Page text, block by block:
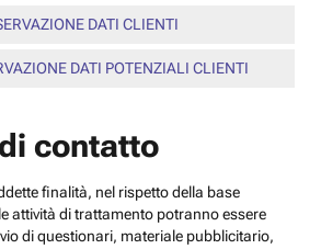
DATI CLIENTI
DATI POTENZIALI CLIENTI
contatto
finalità, nel rispetto della base
attività di trattamento potranno essere
di questionari, materiale pubblicitario,